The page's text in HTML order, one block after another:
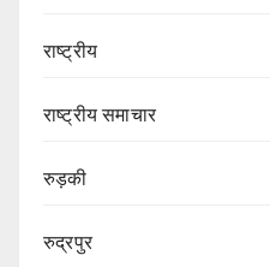
राष्ट्रीय
राष्ट्रीय समाचार
रुड़की
रुद्रपुर